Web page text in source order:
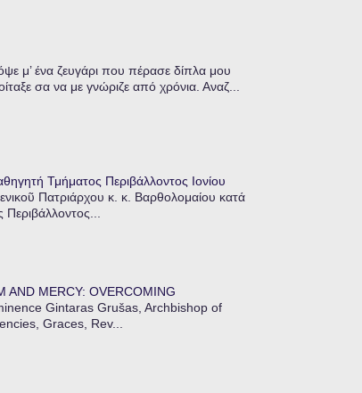
μ’ ένα ζευγάρι που πέρασε δίπλα μου
σα να με γνώριζε από χρόνια. Αναζ...
Τμήματος Περιβάλλοντος Ιονίου
Πατριάρχου κ. κ. Βαρθολομαίου κατά
AND MERCY: OVERCOMING
Gintaras Grušas, Archbishop of
Graces, Rev...